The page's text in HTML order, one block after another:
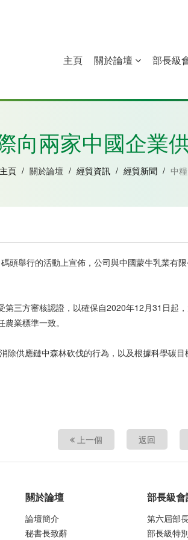
幾內亞比紹 赤道
主頁 關於論壇 部長級
向兩家中國企業
主頁 / 關於論壇 / 經貿資訊 / 經貿新聞 / 中
頭舉行的活動上宣佈，公司與中國蒙牛乳業有
三方審核認證，以確保自2020年12月31日
業標準一致。
供應鏈中森林砍伐的行為，以及根據科學碳目
上一個 返回
關於論壇
論壇簡介
秘書長致辭
部長級會
第六屆部
部長級特